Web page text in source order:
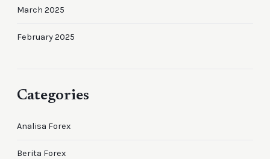
March 2025
February 2025
Categories
Analisa Forex
Berita Forex